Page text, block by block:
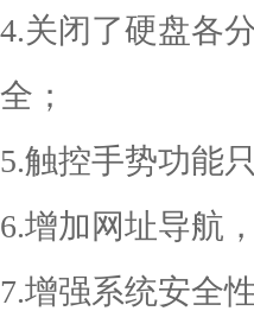
4.关闭了硬盘各
全；
5.触控手势功能
6.增加网址导航
7.增强系统安全